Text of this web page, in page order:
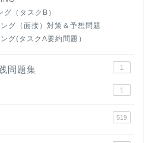
（タスクB）
グ（面接）対策＆予想問題
グ(タスクA要約問題）
問題集 1
1
519